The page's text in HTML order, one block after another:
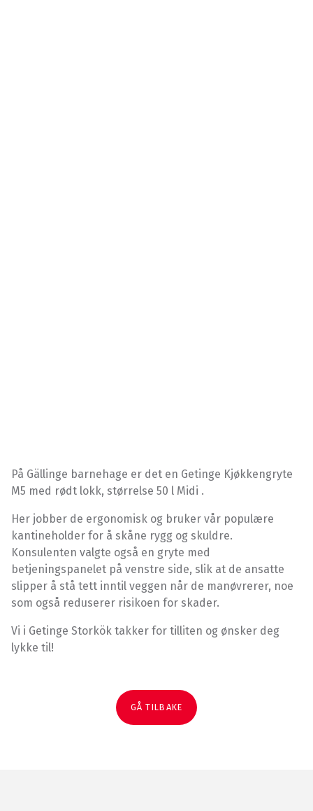
På Gällinge barnehage er det en Getinge Kjøkkengryte
M5 med rødt lokk, størrelse 50 l Midi .
Her jobber de ergonomisk og bruker vår populære
kantineholder for å skåne rygg og skuldre.
Konsulenten valgte også en gryte med
betjeningspanelet på venstre side, slik at de ansatte
slipper å stå tett inntil veggen når de manøvrerer, noe
som også reduserer risikoen for skader.
Vi i Getinge Storkök takker for tilliten og ønsker deg
lykke til!
GÅ TILBAKE